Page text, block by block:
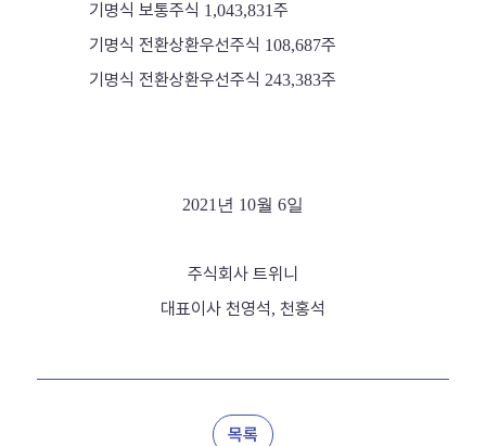
기명식 보통주식 1,043,831주
기명식 전환상환우선주식 108,687주
기명식 전환상환우선주식 243,383주
2021 년 10월 6일
주식회사 트위니
대표이사 천영석, 천홍석
목록